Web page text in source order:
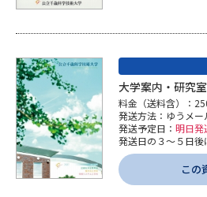
大学案内・研究
料金（送料含）：
発送方法：ゆうメー
発送予定日： 明日発
発送日の３～５日後
この